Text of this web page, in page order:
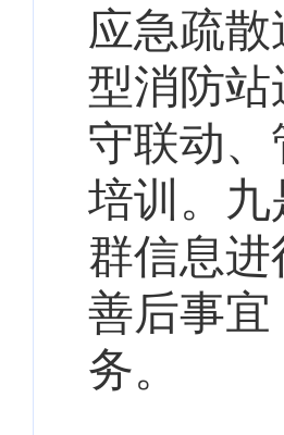
应急疏
型消防
守联动
培训。九
群信息
善后事
务。